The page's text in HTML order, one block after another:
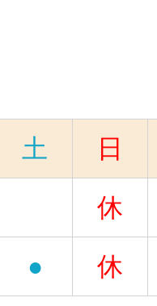
土 日
休
● 休